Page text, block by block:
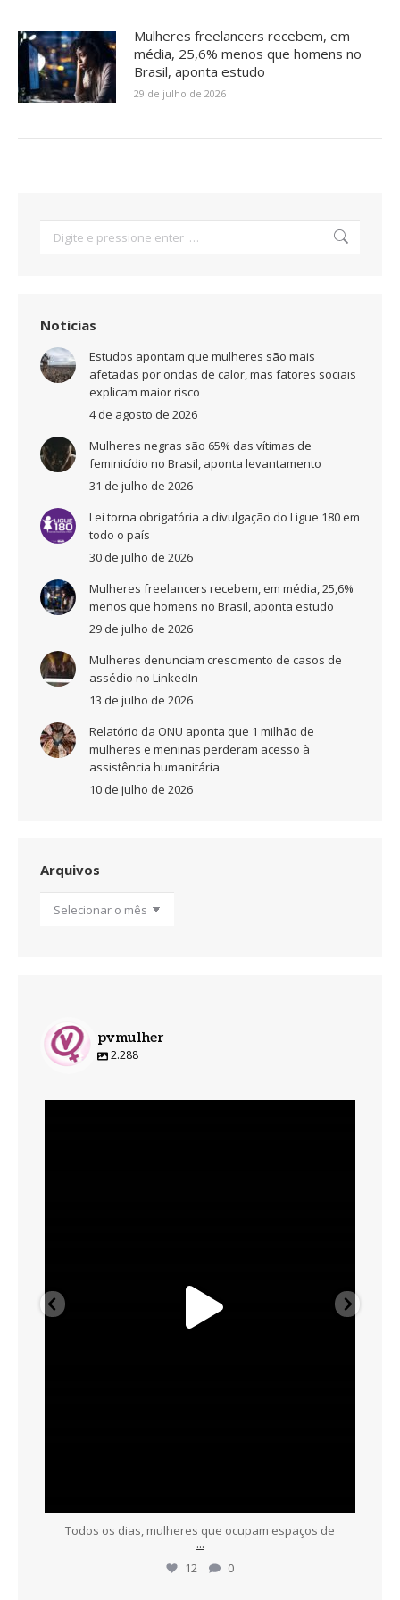
Mulheres freelancers recebem, em
média, 25,6% menos que homens no
Brasil, aponta estudo
29 de julho de 2026
Noticias
Estudos apontam que mulheres são mais
afetadas por ondas de calor, mas fatores sociais
explicam maior risco
4 de agosto de 2026
Mulheres negras são 65% das vítimas de
feminicídio no Brasil, aponta levantamento
31 de julho de 2026
Lei torna obrigatória a divulgação do Ligue 180 em
todo o país
30 de julho de 2026
Mulheres freelancers recebem, em média, 25,6%
menos que homens no Brasil, aponta estudo
29 de julho de 2026
Mulheres denunciam crescimento de casos de
assédio no LinkedIn
13 de julho de 2026
Relatório da ONU aponta que 1 milhão de
mulheres e meninas perderam acesso à
assistência humanitária
10 de julho de 2026
Arquivos
pvmulher
2.288
Todos os dias, mulheres que ocupam espaços de
...
12
0